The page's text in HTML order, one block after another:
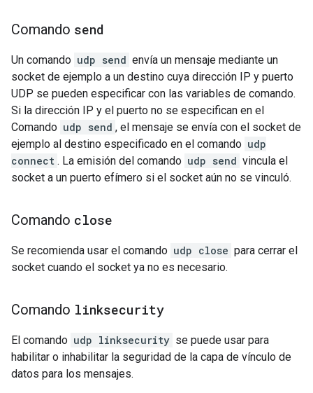
Comando send
Un comando udp send envía un mensaje mediante un
socket de ejemplo a un destino cuya dirección IP y puerto
UDP se pueden especificar con las variables de comando.
Si la dirección IP y el puerto no se especifican en el
Comando udp send , el mensaje se envía con el socket de
ejemplo al destino especificado en el comando udp
connect . La emisión del comando udp send vincula el
socket a un puerto efímero si el socket aún no se vinculó.
Comando close
Se recomienda usar el comando udp close para cerrar el
socket cuando el socket ya no es necesario.
Comando linksecurity
El comando udp linksecurity se puede usar para
habilitar o inhabilitar la seguridad de la capa de vínculo de
datos para los mensajes.